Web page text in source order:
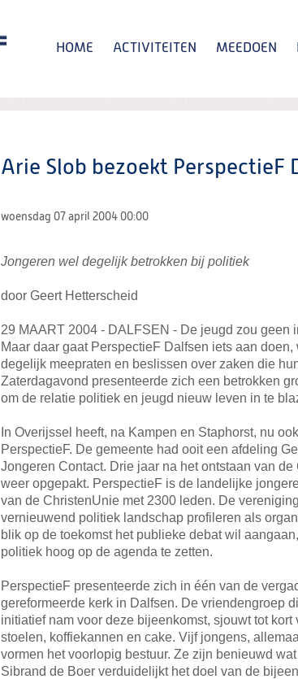
HOME ACTIVITEITEN MEEDOEN
Arie Slob bezoekt PerspectieF
woensdag 07 april 2004 00:00
Jongeren wel degelijk betrokken bij politiek
door Geert Hetterscheid
29 MAART 2004 - DALFSEN - De jeugd zou geen
Maar daar gaat PerspectieF Dalfsen iets aan
degelijk meepraten en beslissen over zaken die
Zaterdagavond presenteerde zich een betrokken
om de relatie politiek en jeugd nieuw leven in te
In Overijssel heeft, na Kampen en Staphorst, nu
PerspectieF. De gemeente had ooit een afdeling
Jongeren Contact. Drie jaar na het ontstaan van
weer opgepakt. PerspectieF is de landelijke
van de ChristenUnie met 2300 leden. De
vernieuwend politiek landschap profileren als
blik op de toekomst het publieke debat wil
politiek hoog op de agenda te zetten.
PerspectieF presenteerde zich in één van de
gereformeerde kerk in Dalfsen. De vriendengroep
initiatief nam voor deze bijeenkomst, sjouwt tot kort
stoelen, koffiekannen en cake. Vijf jongens,
vormen het voorlopig bestuur. Ze zijn benieuwd
Sibrand de Boer verduidelijkt het doel van de